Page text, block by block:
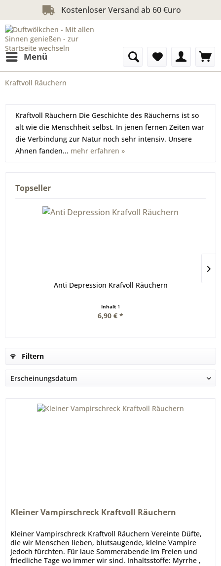
Kostenloser Versand ab 60 €uro
Menü
Kraftvoll Räuchern
Kraftvoll Räuchern Die Geschichte des Räucherns ist so
alt wie die Menschheit selbst. In jenen fernen Zeiten war
die Verbindung zur Natur noch sehr intensiv. Unsere
Ahnen fanden... mehr erfahren »
Topseller
Anti Depression Krafvoll Räuchern
Inhalt 1
6,90 € *
Filtern
Kleiner Vampirschreck Kraftvoll Räuchern
Kleiner Vampirschreck Kraftvoll Räuchern Vereinte Düfte,
die wir Menschen lieben, blutsaugende, kleine Vampire
jedoch fürchten. Für laue Sommerabende im Freien und
friedliche Tage wo immer wir sind. Inhaltsstoffe: Myrrhe ,